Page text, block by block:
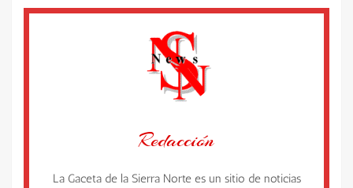
Redacción
La Gaceta de la Sierra Norte es un sitio de noticias